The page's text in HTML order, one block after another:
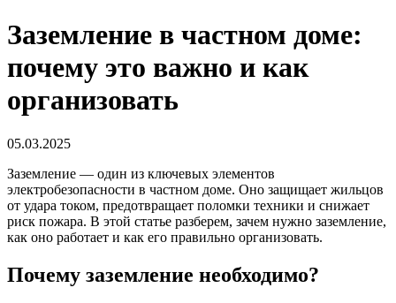
Заземление в частном доме:
почему это важно и как
организовать
05.03.2025
Заземление — один из ключевых элементов
электробезопасности в частном доме. Оно защищает жильцов
от удара током, предотвращает поломки техники и снижает
риск пожара. В этой статье разберем, зачем нужно заземление,
как оно работает и как его правильно организовать.
Почему заземление необходимо?